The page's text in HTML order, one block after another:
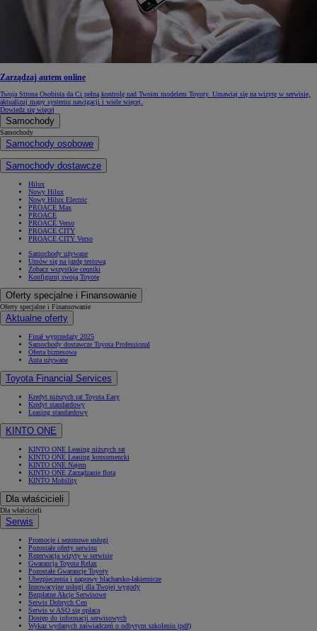
Zarządzaj autem online
Twoja Strona Osobista da Ci pełną kontrolę nad Twoim modelem Toyoty. Umawiaj się na wizytę w serwisie,
aktualizuj mapy systemu nawigacji i wiele więcej.
Dowiedz się więcej
Samochody
Samochody
Samochody osobowe
Samochody dostawcze
Hilux
Nowy Hilux
Nowy Hilux Electric
PROACE Max
PROACE
PROACE Verso
PROACE CITY
PROACE CITY Verso
Samochody używane
Umów się na jazdę testową
Zobacz wszystkie cenniki
Konfiguruj swoją Toyotę
Oferty specjalne i Finansowanie
Oferty specjalne i Finansowanie
Aktualne oferty
Finał wyprzedaży 2025
Samochody dostawcze Toyota Professional
Oferta biznesowa
Auta używane
Toyota Financial Services
Kredyt niższych rat Toyota Easy
Kredyt standardowy
Leasing standardowy
KINTO ONE
KINTO ONE Leasing niższych rat
KINTO ONE Leasing konsumencki
KINTO ONE Najem
KINTO ONE Zarządzanie flotą
KINTO Mobility
Dla właścicieli
Dla właścicieli
Serwis
Promocje i sezonowe usługi
Pozostałe oferty serwisu
Rezerwacja wizyty w serwisie
Gwarancja Toyota Relax
Pozostałe Gwarancje Toyoty
Ubezpieczenia i naprawy blacharsko-lakiernicze
Innowacyjne usługi dla Twojej wygody
Bezpłatne Akcje Serwisowe
Serwis Dobrych Cen
Serwis w ASO się opłaca
Dostęp do informacji serwisowych
Wykaz wydanych zaświadczeń o odbytym szkoleniu (pdf)